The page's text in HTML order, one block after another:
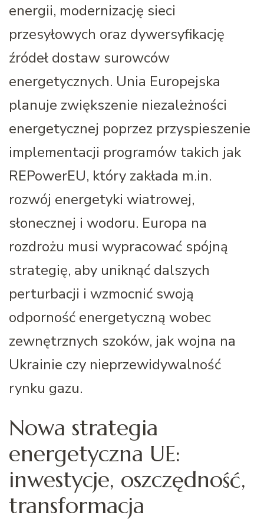
energii, modernizację sieci
przesyłowych oraz dywersyfikację
źródeł dostaw surowców
energetycznych. Unia Europejska
planuje zwiększenie niezależności
energetycznej poprzez przyspieszenie
implementacji programów takich jak
REPowerEU, który zakłada m.in.
rozwój energetyki wiatrowej,
słonecznej i wodoru. Europa na
rozdrożu musi wypracować spójną
strategię, aby uniknąć dalszych
perturbacji i wzmocnić swoją
odporność energetyczną wobec
zewnętrznych szoków, jak wojna na
Ukrainie czy nieprzewidywalność
rynku gazu.
Nowa strategia
energetyczna UE:
inwestycje, oszczędność,
transformacja